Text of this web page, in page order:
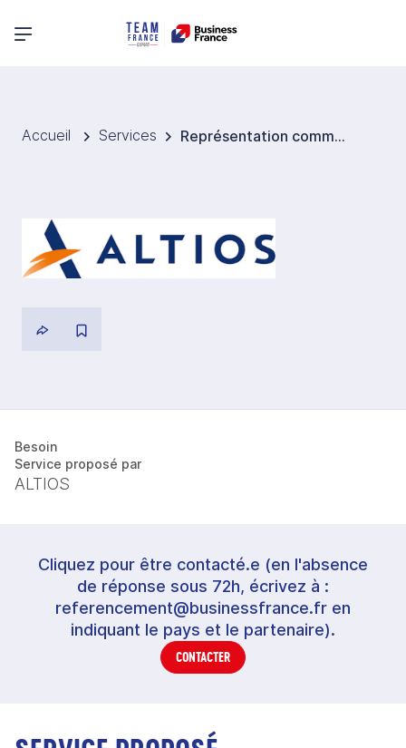
Menu principal
Accueil Services Représentation commerciale Mexique - ALTIOS
Besoin
Service proposé par
ALTIOS
Cliquez pour être contacté.e (en l'absence
de réponse sous 72h, écrivez à :
referencement@businessfrance.fr en
indiquant le pays et le partenaire).
CONTACTER